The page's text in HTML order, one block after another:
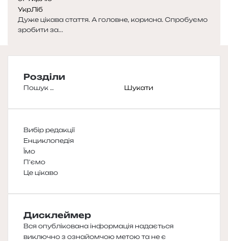
УкрЛіб
Дуже цікава стаття. А головне, корисна. Спробуємо
зробити за...
Розділи
Пошук:
Вибір редакції
Енциклопедія
Їмо
П'ємо
Це цікаво
Дисклеймер
Вся опублікована інформація надається
виключно з ознайомчою метою та не є